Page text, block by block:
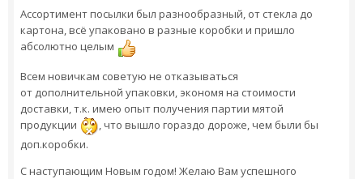
Ассортимент посылки был разнообразный, от стекла до
картона, всё упаковано в разные коробки и пришло
абсолютно целым
Всем новичкам советую не отказываться
от дополнительной упаковки, экономя на стоимости
доставки, т.к. имею опыт получения партии мятой
продукции
, что вышло гораздо дороже, чем были бы
доп.коробки.
С наступающим Новым годом! Желаю Вам успешного